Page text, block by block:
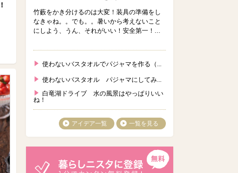
竹藪をかき分けるのは大変！装具の準備をし
なきゃね。。でも。。暑いから考えないこと
にしよう、うん、それがいい！安全第一！...
使わないバスタオルでパジャマを作る（...
使わないバスタオル パジャマにしてみ...
白竜湖ドライブ 水の風景はやっぱりいい
ね！
アイデア一覧 一覧を見る